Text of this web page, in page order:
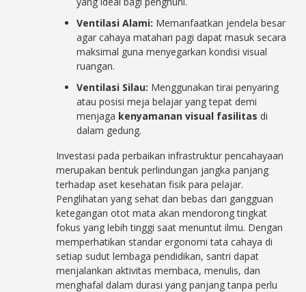
Ventilasi Alami: Memanfaatkan jendela besar
agar cahaya matahari pagi dapat masuk secara
maksimal guna menyegarkan kondisi visual
ruangan.
Ventilasi Silau: Menggunakan tirai penyaring
atau posisi meja belajar yang tepat demi
menjaga kenyamanan visual fasilitas di
dalam gedung.
Investasi pada perbaikan infrastruktur pencahayaan
merupakan bentuk perlindungan jangka panjang
terhadap aset kesehatan fisik para pelajar.
Penglihatan yang sehat dan bebas dari gangguan
ketegangan otot mata akan mendorong tingkat
fokus yang lebih tinggi saat menuntut ilmu. Dengan
memperhatikan standar ergonomi tata cahaya di
setiap sudut lembaga pendidikan, santri dapat
menjalankan aktivitas membaca, menulis, dan
menghafal dalam durasi yang panjang tanpa perlu